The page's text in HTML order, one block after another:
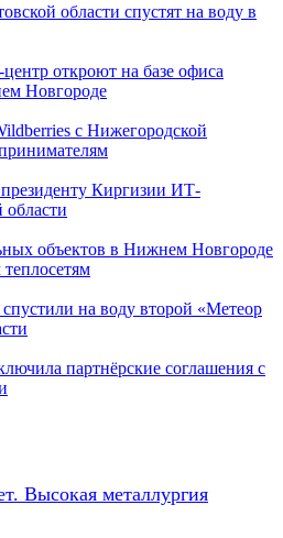
области спустят на воду в
откроют на базе офиса
Новгороде
с Нижегородской
Киргизии ИТ-
объектов в Нижнем Новгороде
на воду второй «Метеор
партнёрские соглашения с
Высокая металлургия